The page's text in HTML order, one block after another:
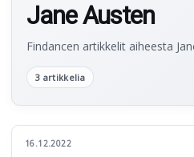
Jane Austen
Findancen artikkelit aiheesta
3 artikkelia
16.12.2022